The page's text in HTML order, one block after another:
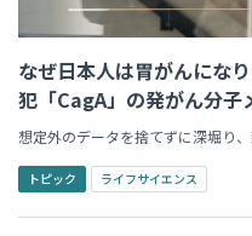
なぜ日本人は胃がんにな
犯「CagA」の発がん分子
想定外のデータを捨てずに深堀り
トピック ライフサイエンス